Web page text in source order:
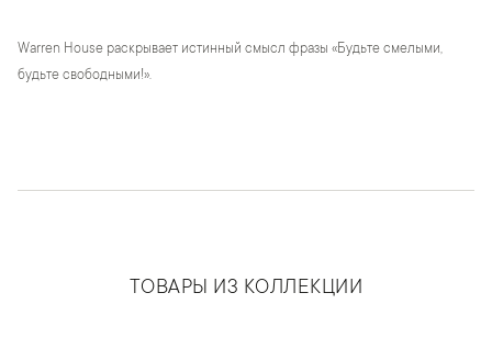
Warren House раскрывает истинный смысл фразы «Будьте смелыми,
будьте свободными!».
ТОВАРЫ ИЗ КОЛЛЕКЦИИ